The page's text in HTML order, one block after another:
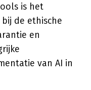
is het
de ethische
en
van AI in